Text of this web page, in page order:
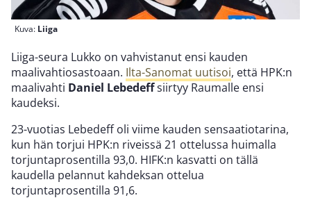
Kuva: Liiga
Liiga-seura Lukko on vahvistanut ensi kauden
maalivahtiosastoaan. Ilta-Sanomat uutisoi, että HPK:n
maalivahti Daniel Lebedeffsiirtyy Raumalle ensi
kaudeksi.
23-vuotias Lebedeff oli viime kauden sensaatiotarina,
kun hän torjui HPK:n riveissä 21 ottelussa huimalla
torjuntaprosentilla 93,0. HIFK:n kasvatti on tällä
kaudella pelannut kahdeksan ottelua
torjuntaprosentilla 91,6.